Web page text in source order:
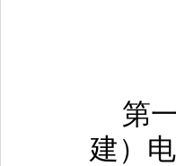
第一
建）